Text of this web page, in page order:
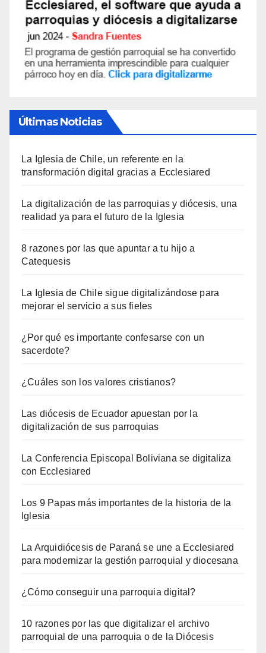
Últimas Noticias
La Iglesia de Chile, un referente en la
transformación digital gracias a Ecclesiared
La digitalización de las parroquias y diócesis, una
realidad ya para el futuro de la Iglesia
8 razones por las que apuntar a tu hijo a
Catequesis
La Iglesia de Chile sigue digitalizándose para
mejorar el servicio a sus fieles
¿Por qué es importante confesarse con un
sacerdote?
¿Cuáles son los valores cristianos?
Las diócesis de Ecuador apuestan por la
digitalización de sus parroquias
La Conferencia Episcopal Boliviana se digitaliza
con Ecclesiared
Los 9 Papas más importantes de la historia de la
Iglesia
La Arquidiócesis de Paraná se une a Ecclesiared
para modernizar la gestión parroquial y diocesana
¿Cómo conseguir una parroquia digital?
10 razones por las que digitalizar el archivo
parroquial de una parroquia o de la Diócesis